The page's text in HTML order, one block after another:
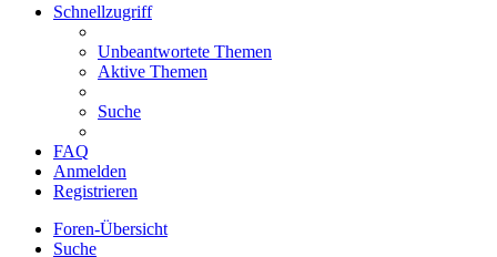
Schnellzugriff
Unbeantwortete Themen
Aktive Themen
Suche
FAQ
Anmelden
Registrieren
Foren-Übersicht
Suche